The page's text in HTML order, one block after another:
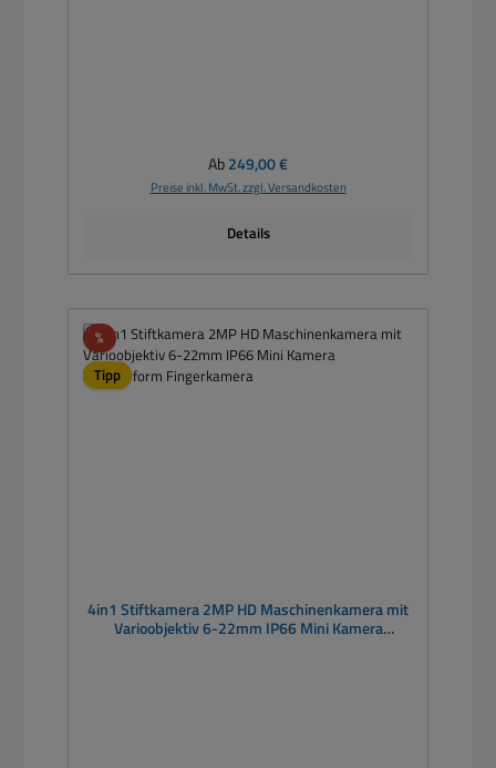
Regulärer Preis:
Ab249,00 €
Preise inkl. MwSt. zzgl. Versandkosten
Details
%Rabatt
Tipp
4in1 Stiftkamera 2MP HD Maschinenkamera mit
Varioobjektiv 6-22mm IP66 Mini Kamera